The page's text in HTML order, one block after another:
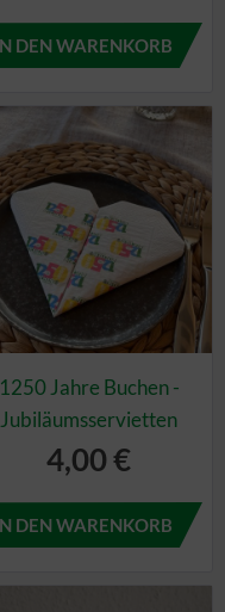
1250 Jahre Buchen -
Jubiläumsservietten
4,00 €